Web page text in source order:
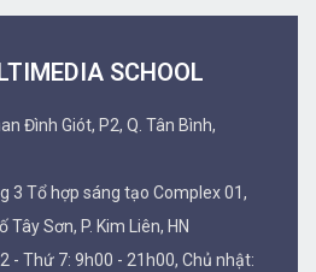
SCHOOL
Đình Giót, P2, Q. Tân Bình,
3 Tổ hợp sáng tạo Complex 01,
Sơn, P. Kim Liên, HN
- Thứ 7: 9h00 - 21h00, Chủ nhật: